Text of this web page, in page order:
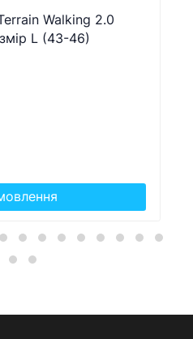
Walking 2.0
L (43-46)